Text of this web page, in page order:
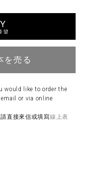
望
を売る
would like to order the
or via online
直接來信或填寫線上表